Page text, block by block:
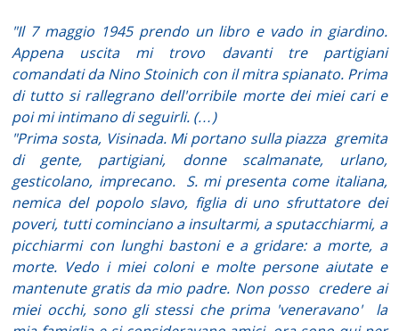
"Il 7 maggio 1945 prendo un libro e vado in giardino.
Appena uscita mi trovo davanti tre partigiani
comandati da Nino Stoinich con il mitra spianato. Prima
di tutto si rallegrano dell'orribile morte dei miei cari e
poi mi intimano di seguirli. (…)
"Prima sosta, Visinada. Mi portano sulla piazza gremita
di gente, partigiani, donne scalmanate, urlano,
gesticolano, imprecano.
S. mi presenta come italiana,
nemica del popolo slavo, figlia di uno sfruttatore dei
poveri, tutti cominciano a insultarmi, a sputacchiarmi, a
picchiarmi con lunghi bastoni e a gridare: a morte, a
morte. Vedo i miei coloni e molte persone aiutate e
mantenute gratis da mio padre. Non posso credere ai
miei occhi, sono gli stessi che prima 'veneravano'
la